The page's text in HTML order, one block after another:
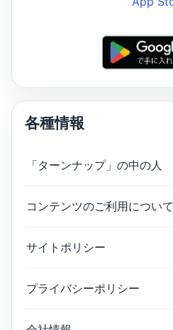
各種情報
「ターンナップ」の中の人
コンテンツのご利用について
サイトポリシー
プライバシーポリシー